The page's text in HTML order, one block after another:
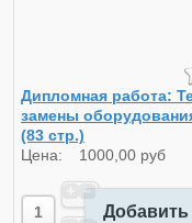
Дипломная работа:
замены
(83 стр.)
Цена: 1000,00 руб
Добавить